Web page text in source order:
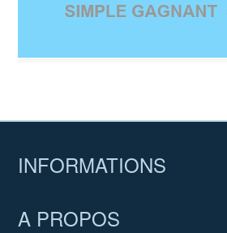
INFORMATIONS
A PROPOS